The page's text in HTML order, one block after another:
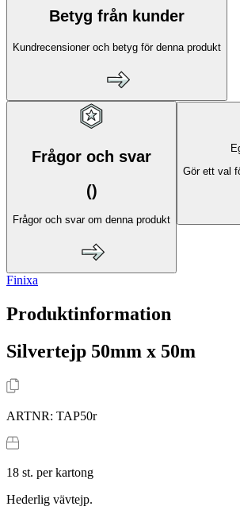
Betyg från kunder
Kundrecensioner och betyg för denna produkt
Frågor och svar
()
Frågor och svar om denna produkt
Gör ett val
Finixa
Produktinformation
Silvertejp 50mm x 50m
ARTNR: TAP50r
18 st. per kartong
Hederlig vävtejp.